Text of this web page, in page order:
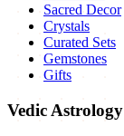
Sacred Decor
Crystals
Curated Sets
Gemstones
Gifts
Vedic Astrology